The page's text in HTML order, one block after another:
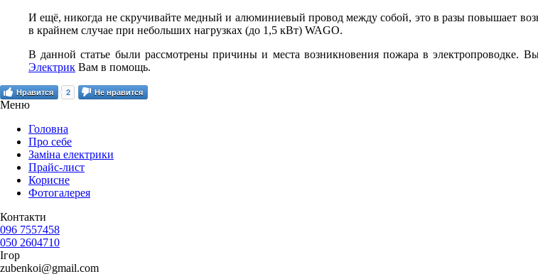
И ещё, никогда не скручивайте медный и алюминиевый провод между собой, это в разы повышает
в крайнем случае при небольших нагрузках (до 1,5 кВт) WAGO.
В данной статье были рассмотреныпричины и места возникновения пожара в электропроводке.
Электрик Вам в помощь.
Нравится 2 Не нравится
Меню
Головна
Про себе
Заміна електрики
Прайс-лист
Корисне
Фотогалерея
Контакти
096 7557458
050 2604710
Ігор
zubenkoi@gmail.com